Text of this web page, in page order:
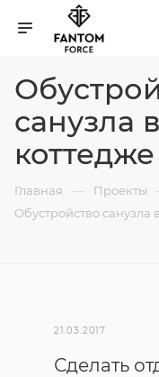
санузла
коттедже
Главная — Проекты
Обустройство санузла
21.03.2017
Сделать